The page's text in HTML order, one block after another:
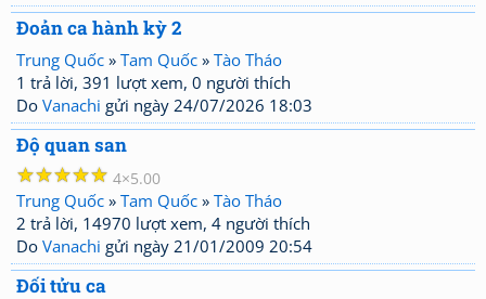
Đoản ca hành kỳ 2
Trung Quốc » Tam Quốc » Tào Tháo
1 trả lời, 391 lượt xem, 0 người thích
Do Vanachi gửi ngày 24/07/2026 18:03
Độ quan san
☆
☆
☆
☆
☆ 4 5.00
Trung Quốc » Tam Quốc » Tào Tháo
2 trả lời, 14970 lượt xem, 4 người thích
Do Vanachi gửi ngày 21/01/2009 20:54
Đối tửu ca